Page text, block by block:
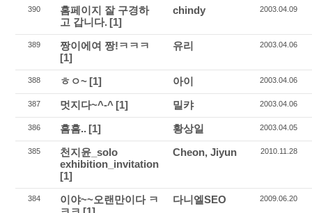
390
홈페이지 잘 구경하
고 갑니다. [1]
chindy 2003.04.09
389
짱이에여 짱!ㅋㅋㅋ
[1]
유리 2003.04.06
388 ㅎㅇ~ [1] 아이 2003.04.06
387 멋지다~^-^ [1] 밀캬 2003.04.06
386 흠흠.. [1] 황상일 2003.04.05
385
천지윤_solo
exhibition_invitation
[1]
Cheon, Jiyun 2010.11.28
384
이야~~오랜만이다 ㅋ
다니엘SEO 2009.06.20